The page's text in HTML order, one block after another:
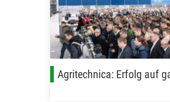
Agritechnica: Erfolg auf